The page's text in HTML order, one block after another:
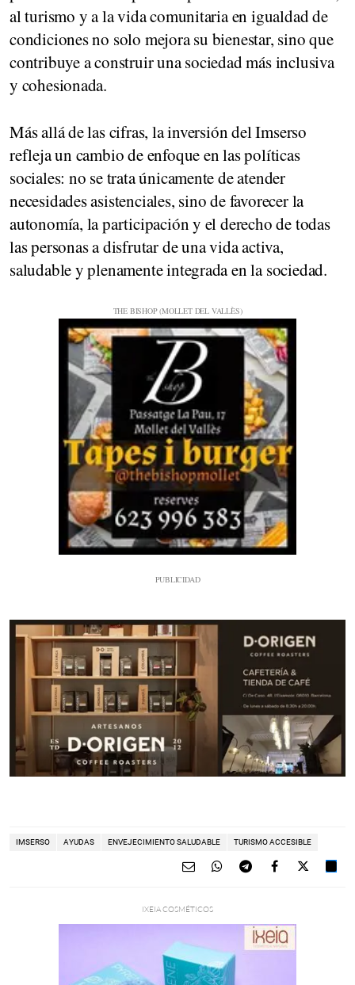
al turismo y a la vida comunitaria en igualdad de
condiciones no solo mejora su bienestar, sino que
contribuye a construir una sociedad más inclusiva
y cohesionada.
Más allá de las cifras, la inversión del Imserso
refleja un cambio de enfoque en las políticas
sociales: no se trata únicamente de atender
necesidades asistenciales, sino de favorecer la
autonomía, la participación y el derecho de todas
las personas a disfrutar de una vida activa,
saludable y plenamente integrada en la sociedad.
IMSERSO AYUDAS ENVEJECIMIENTO SALUDABLE TURISMO ACCESIBLE